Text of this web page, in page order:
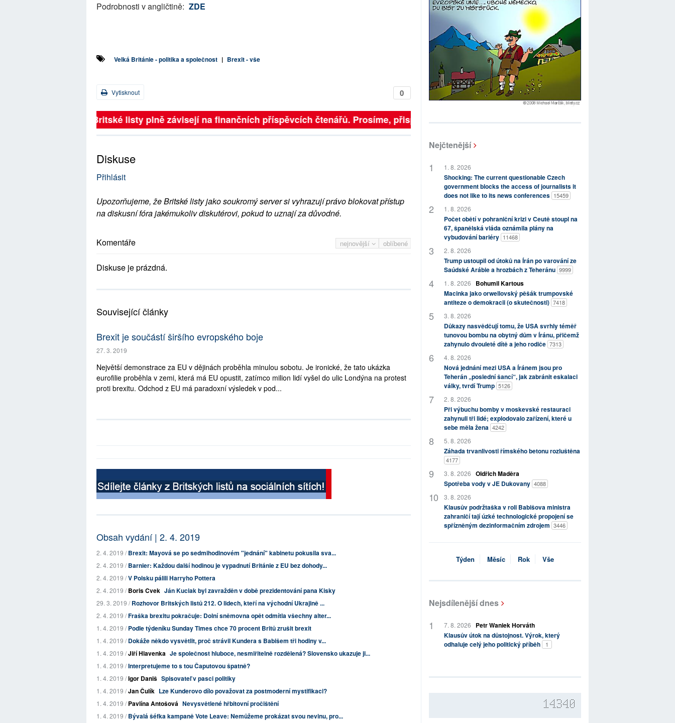
Podrobnosti v angličtině: ZDE
Velká Británie - politika a společnost | Brexit - vše
0
Vytisknout
Britské listy plně závisejí na finančních příspěvcích čtenářů. Prosíme, přispějte. ➥
Diskuse
Přihlásit
Upozorňujeme, že Britské listy jako soukromý server si vyhrazují právo blokovat přístup
na diskusní fóra jakémukoliv diskutérovi, pokud to uznají za důvodné.
nejnovější oblíbené
Komentáře
Diskuse je prázdná.
Související články
Brexit je součástí širšího evropského boje
27. 3. 2019
Největší demonstrace za EU v dějinách proběhla minulou sobotu. Je ironické, že tato ukázka
eurofilie proběhla v zemi, která má EU opustit, zatímco milion lidí vyšel do ulic Londýna na protest
proti brexitu. Odchod z EU má paradoxní výsledek v pod...
Obsah vydání | 2. 4. 2019
2. 4. 2019 /Brexit: Mayová se po sedmihodinovém "jednání" kabinetu pokusila sva...
2. 4. 2019 /Barnier: Každou další hodinou je vypadnutí Británie z EU bez dohody...
2. 4. 2019 /V Polsku pálili Harryho Pottera
2. 4. 2019 /Boris Cvek Ján Kuciak byl zavražděn v době prezidentování pana Kisky
29. 3. 2019 /Rozhovor Britských listů 212. O lidech, kteří na východní Ukrajině ...
2. 4. 2019 /Fraška brexitu pokračuje: Dolní sněmovna opět odmítla všechny alter...
1. 4. 2019 /Podle týdeníku Sunday Times chce 70 procent Britů zrušit brexit
1. 4. 2019 /Dokáže někdo vysvětlit, proč strávil Kundera s Babišem tři hodiny v...
1. 4. 2019 /Jiří Hlavenka Je společnost hluboce, nesmiřitelně rozdělená? Slovensko ukazuje ji...
1. 4. 2019 /Interpretujeme to s tou Čaputovou špatně?
1. 4. 2019 /Igor Daniš Spisovateľ v pasci politiky
1. 4. 2019 /Jan Čulík Lze Kunderovo dílo považovat za postmoderní mystifikaci?
1. 4. 2019 /Pavlína Antošová Nevysvětlené hřbitovní pročištění
1. 4. 2019 /Bývalá šéfka kampaně Vote Leave: Nemůžeme prokázat svou nevinu, pro...
Nejčtenější
1. 8. 2026
Shocking: The current questionable Czech
government blocks the access of journalists it
does not like to its news conferences 15459
1. 8. 2026
Počet obětí v pohraniční krizi v Ceutě stoupl na
67, španělská vláda oznámila plány na
vybudování bariéry 11468
2. 8. 2026
Trump ustoupil od útoků na Írán po varování ze
Saúdské Arábie a hrozbách z Teheránu 9999
1. 8. 2026
Bohumil Kartous
Macinka jako orwellovský pěšák trumpovské
antiteze o demokracii (o skutečnosti) 7418
3. 8. 2026
Důkazy nasvědčují tomu, že USA svrhly téměř
tunovou bombu na obytný dům v Íránu, přičemž
zahynulo dvouleté dítě a jeho rodiče 7313
4. 8. 2026
Nová jednání mezi USA a Íránem jsou pro
Teherán „poslední šancí“, jak zabránit eskalaci
války, tvrdí Trump 5126
2. 8. 2026
Při výbuchu bomby v moskevské restauraci
zahynuli tři lidé; explodovalo zařízení, které u
sebe měla žena 4242
5. 8. 2026
Záhada trvanlivosti římského betonu rozluštěna
4177
3. 8. 2026 Oldřich Maděra
Spotřeba vody v JE Dukovany 4088
3. 8. 2026
Klausův podržtaška v roli Babišova ministra
zahraničí tají úzké technologické propojení se
spřízněným dezinformačním zdrojem 3446
Týden Měsíc Rok Vše
Nejsdílenější dnes
7. 8. 2026
Petr Waniek Horváth
Klausův útok na důstojnost. Výrok, který
odhaluje celý jeho politický příběh
1
14340